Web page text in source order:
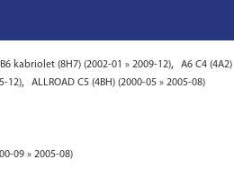
kabriolet (8H7) (2002-01 » 2009-12), A6 C4
12), ALLROAD C5 (4BH) (2000-05 » 2005-08)
09 » 2005-08)